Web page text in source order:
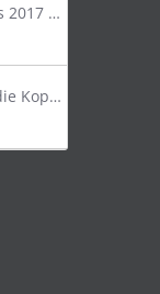
Mazda CX-5 KE bis 2017 Lastenträger Dachträger
Kleiderbügel für die Kopfstütze